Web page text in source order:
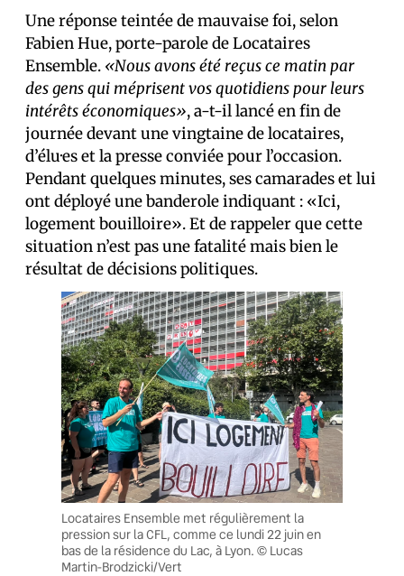
Une réponse teintée de mauvaise foi, selon
Fabien Hue, porte-parole de Locataires
Ensemble. «Nous avons été reçus ce matin par
des gens qui méprisent vos quotidiens pour leurs
intérêts économiques», a-t-il lancé en fin de
journée devant une vingtaine de locataires,
d’élu·es et la presse conviée pour l’occasion.
Pendant quelques minutes, ses camarades et lui
ont déployé une banderole indiquant : «Ici,
logement bouilloire». Et de rappeler que cette
situation n’est pas une fatalité mais bien le
résultat de décisions politiques.
Locataires Ensemble met régulièrement la
pression sur la CFL, comme ce lundi 22 juin en
bas de la résidence du Lac, à Lyon. © Lucas
Martin-Brodzicki/Vert